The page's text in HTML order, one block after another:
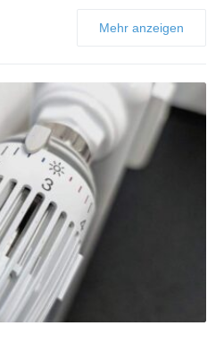
Mehr anzeigen